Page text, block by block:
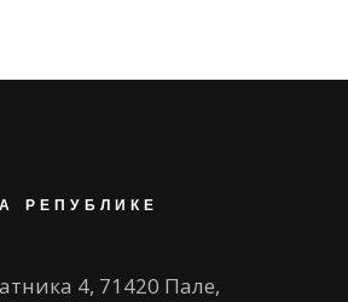
РЕПУБЛИКЕ
4, 71420 Пале,